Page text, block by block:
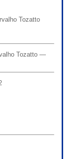
Tozatto
Tozatto —